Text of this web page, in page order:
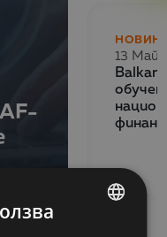
13 Май
Balkan